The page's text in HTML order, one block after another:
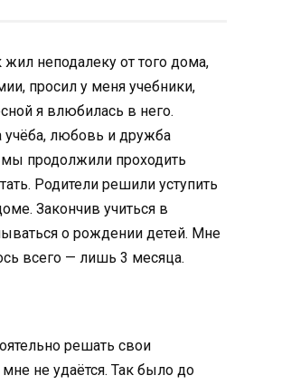
неподалеку от того дома,
просил у меня учебники,
я влюбилась в него.
учёба, любовь и дружба
продолжили проходить
Родители решили уступить
Закончив учиться в
о рождении детей. Мне
всего — лишь 3 месяца.
решать свои
не удаётся. Так было до